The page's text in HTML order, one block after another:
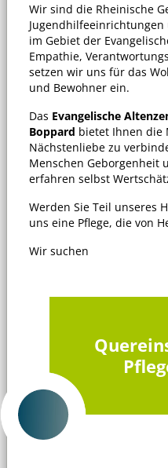
Wir sind die Rheinische
im Gebiet der
Empathie,
setzen wir uns für das
und Bewohner ein.
Das Evangelische
Boppard bietet Ihnen die
Nächstenliebe zu
Menschen Geborgenheit
erfahren selbst
Werden Sie Teil unseres
uns eine Pflege, die von
Wir suchen